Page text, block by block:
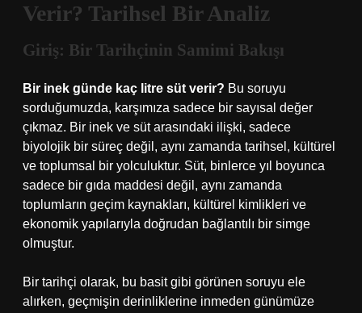
Verir? Tarihsel Bir Analiz
Giriş: Bir Tarihçinin Samimi Bakışı
Bir inek günde kaç litre süt verir? Bu soruyu
sorduğumuzda, karşımıza sadece bir sayısal değer
çıkmaz. Bir inek ve süt arasındaki ilişki, sadece
biyolojik bir süreç değil, aynı zamanda tarihsel, kültürel
ve toplumsal bir yolculuktur. Süt, binlerce yıl boyunca
sadece bir gıda maddesi değil, aynı zamanda
toplumların geçim kaynakları, kültürel kimlikleri ve
ekonomik yapılarıyla doğrudan bağlantılı bir simge
olmuştur.
Bir tarihçi olarak, bu basit gibi görünen soruyu ele
alırken, geçmişin derinliklerine inmeden günümüze